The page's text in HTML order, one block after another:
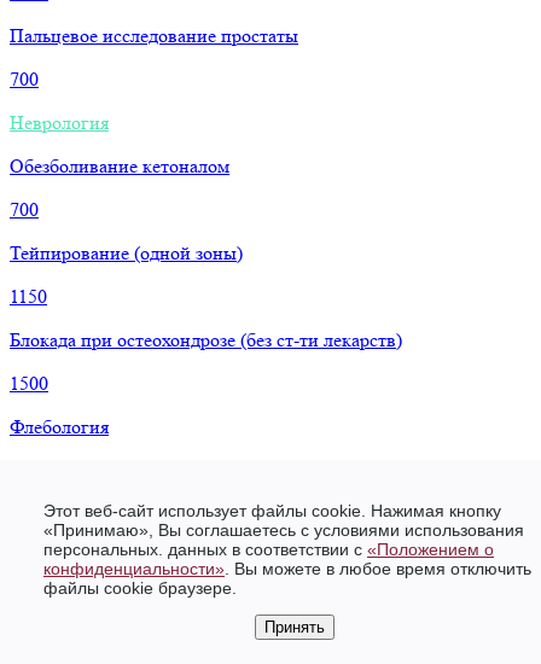
Этот веб-сайт использует файлы cookie. Нажимая кнопку
«Принимаю», Вы соглашаетесь с условиями использования
персональных. данных в соответствии c «Положением о
конфиденциальности» . Вы можете в любое время отключить
файлы cookie браузере.
Принять
Пальцевое исследование простаты
700
Неврология
Обезболивание кетоналом
700
Тейпирование (одной зоны)
1150
Блокада при остеохондрозе (без ст-ти лекарств)
1500
Флебология
1 сеанс рефлексотерапии
1900
Консультация рефлексотерапевта